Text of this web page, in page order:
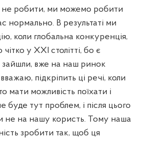
не робити, ми можемо робити
нормально. В результаті ми
коли глобальна конкуренція,
у ХХІ столітті, бо є
зайшли, вже на наш ринок
підкріпить ці речі, коли
мати можливість поїхати і
буде тут проблем, і після цього
не на нашу користь. Тому наша
зробити так, щоб ця